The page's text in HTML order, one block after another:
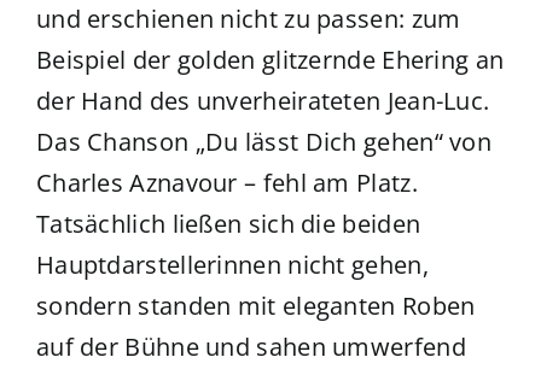
und erschienen nicht zu passen: zum
Beispiel der golden glitzernde Ehering an
der Hand des unverheirateten Jean-Luc.
Das Chanson „Du lässt Dich gehen“ von
Charles Aznavour – fehl am Platz.
Tatsächlich ließen sich die beiden
Hauptdarstellerinnen nicht gehen,
sondern standen mit eleganten Roben
auf der Bühne und sahen umwerfend